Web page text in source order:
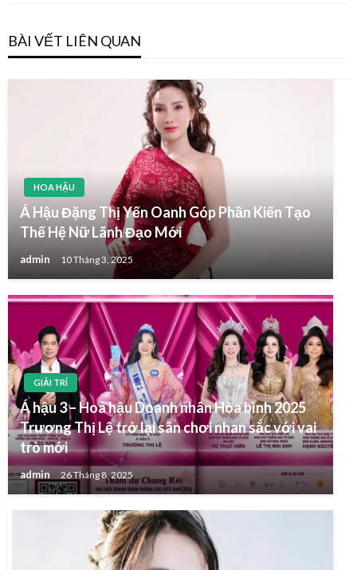
BÀI VẾT LIÊN QUAN
HOA HẬU
Á Hậu Đặng Thị Yến Oanh Góp Phần Kiến Tạo
Thế Hệ Nữ Lãnh Đạo Mới
admin 10 Tháng 3, 2025
GIẢI TRÍ
Á hậu 3 – Hoa hậu Doanh nhân Hòa bình 2025
Trương Thị Lệ trở lại sân chơi nhan sắc với vai
trò mới
admin 26 Tháng 8, 2025